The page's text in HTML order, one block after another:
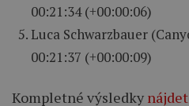
00:21:34 (+00:00:06)
Luca Schwarzbauer
00:21:37 (+00:00:09)
Kompletné výsledky